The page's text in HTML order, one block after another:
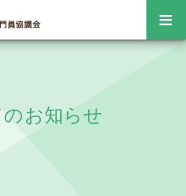
≡
お知らせ